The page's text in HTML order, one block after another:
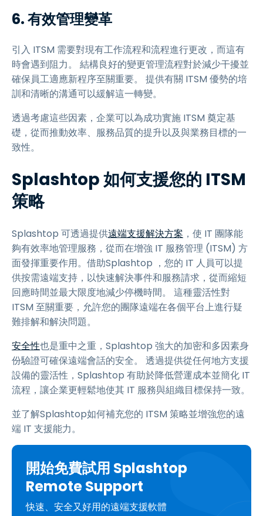
6. 有效管理變革
引入 ITSM 需要對現有工作流程和流程進行更改，而這有
時會遇到阻力。 結構良好的變更管理流程對於減少干擾並
確保員工適應新程序至關重要。 提供有關 ITSM 優勢的培
訓和清晰的溝通可以緩解這一轉變。
透過考慮這些因素，企業可以為成功實施 ITSM 奠定基
礎，從而推動效率、服務品質的提升以及與業務目標的一
致性。
Splashtop 如何支援您的 ITSM
策略
Splashtop 可透過提供遠端支援解決方案 ，使 IT 團隊能
夠有效率地管理服務，從而在增強 IT 服務管理 (ITSM) 方
面發揮重要作用。借助Splashtop ，您的 IT 人員可以提
供按需遠端支持，以快速解決事件和服務請求，從而縮短
回應時間並最大限度地減少停機時間。 這種靈活性對
ITSM 至關重要，允許您的團隊遠端在各個平台上進行疑
難排解和解決問題。
安全性也是重中之重，Splashtop 強大的加密和多因素身
份驗證可確保遠端會話的安全。 透過提供從任何地方支援
設備的靈活性，Splashtop 有助於降低營運成本並簡化 IT
流程，讓企業更輕鬆地使其 IT 服務與組織目標保持一致。
並了解Splashtop如何補充您的 ITSM 策略並增強您的遠
端 IT 支援能力。
開始免費試用 Splashtop
Remote Support
快速、安全又好用的遠端支援軟體